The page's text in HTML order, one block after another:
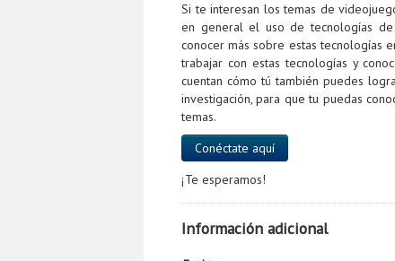
Si te interesan los temas de
en general el uso de tecnologías de
conocer más sobre estas tecnologías
trabajar con estas tecnologías y
cuentan cómo tú también puedes
investigación, para que tu puedas
temas.
Conéctate aquí
¡Te esperamos!
Información adicional